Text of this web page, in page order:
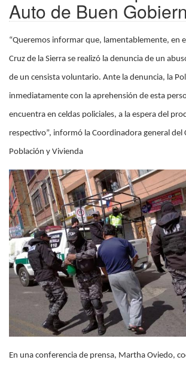
Auto de Buen
“Queremos informar que, lamentablemente, en
Cruz de la Sierra se realizó la denuncia de un
de un censista voluntario. Ante la denuncia, la
inmediatamente con la aprehensión de esta
encuentra en celdas policiales, a la espera del
respectivo”, informó la Coordinadora general del
Población y Vivienda
En una conferencia de prensa, Martha Oviedo,